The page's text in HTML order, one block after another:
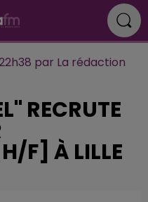
par La rédaction
RECRUTE
F] À LILLE